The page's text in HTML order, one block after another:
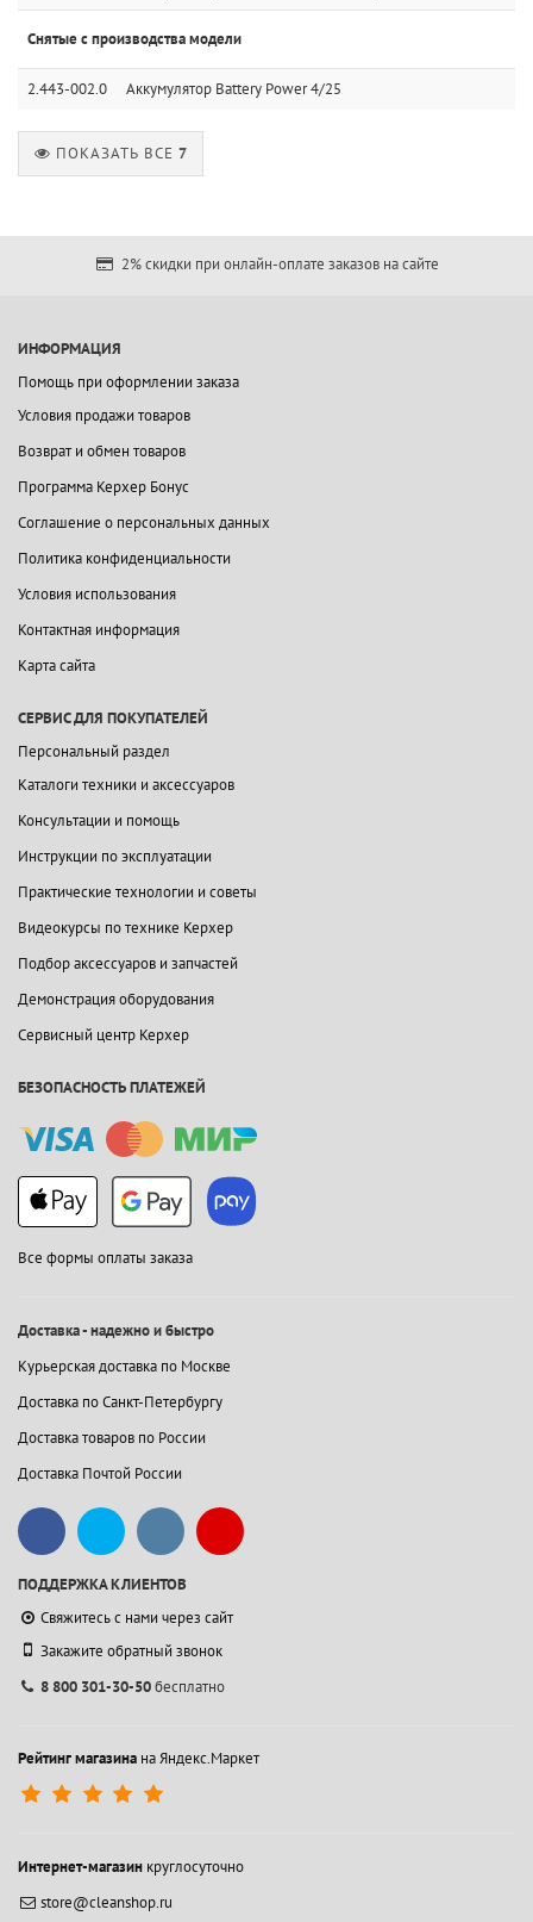
Снятые с производства модели
2.443-002.0 Аккумулятор Battery Power 4/25
ПОКАЗАТЬ ВСЕ7
2% скидки при онлайн-оплате заказов на сайте
ИНФОРМАЦИЯ
Помощь при оформлении заказа
Условия продажи товаров
Возврат и обмен товаров
Программа Керхер Бонус
Соглашение о персональных данных
Политика конфиденциальности
Условия использования
Контактная информация
Карта сайта
СЕРВИС ДЛЯ ПОКУПАТЕЛЕЙ
Персональный раздел
Каталоги техники и аксессуаров
Консультации и помощь
Инструкции по эксплуатации
Практические технологии и советы
Видеокурсы по технике Керхер
Подбор аксессуаров и запчастей
Демонстрация оборудования
Сервисный центр Керхер
БЕЗОПАСНОСТЬ ПЛАТЕЖЕЙ
Все формы оплаты заказа
Доставка - надежно и быстро
Курьерская доставка по Москве
Доставка по Санкт-Петербургу
Доставка товаров по России
Доставка Почтой России
ПОДДЕРЖКА КЛИЕНТОВ
Свяжитесь с нами через сайт
Закажите обратный звонок
8 800 301-30-50бесплатно
Рейтинг магазина на Яндекс.Маркет
Интернет-магазин круглосуточно
store@cleanshop.ru